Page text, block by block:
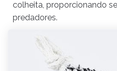
colheita, proporcionando
predadores.